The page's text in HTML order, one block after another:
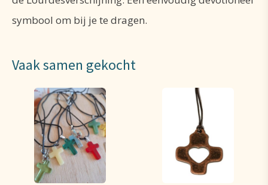
symbool om bij je te dragen.
Vaak samen gekocht